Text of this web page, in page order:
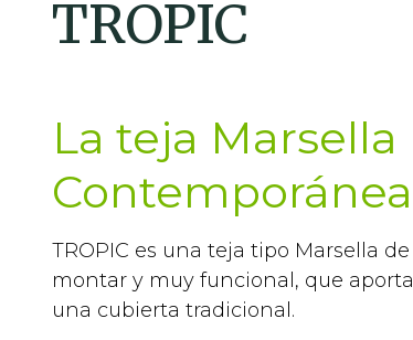
TROPIC
La teja Marsella
Contemporánea
TROPIC es una teja tipo Marsella
montar y muy funcional, que
una cubierta tradicional.